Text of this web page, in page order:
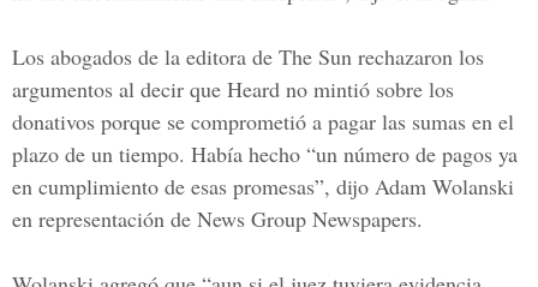
Los abogados de la editora de The Sun rechazaron los
argumentos al decir que Heard no mintió sobre los
donativos porque se comprometió a pagar las sumas en el
plazo de un tiempo. Había hecho “un número de pagos ya
en cumplimiento de esas promesas”, dijo Adam Wolanski
en representación de News Group Newspapers.